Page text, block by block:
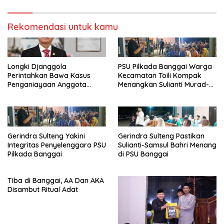
Rekomendasi untuk kamu
Longki Djanggola
Perintahkan Bawa Kasus
Penganiayaan Anggota
PSU Pilkada Banggai Warga
Kecamatan Toili Kompak
Menangkan Sulianti Murad-
Gerindra Sulteng Yakini
Integritas Penyelenggara PSU
Pilkada Banggai
Gerindra Sulteng Pastikan
Sulianti-Samsul Bahri Menang
di PSU Banggai
Tiba di Banggai, AA Dan AKA
Disambut Ritual Adat